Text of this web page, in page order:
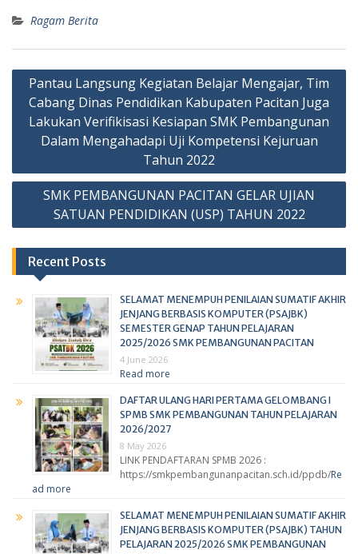
Ragam Berita
Pantau Langsung Kegiatan Belajar Mengajar, Tim
Cabang Dinas Pendidikan Kabupaten Pacitan Juga
Lakukan Verifikisasi Kesiapan SMK Pembangunan
Dalam Mengahadapi Uji Kompetensi Kejuruan
Tahun 2022
SMK PEMBANGUNAN PACITAN GELAR UJIAN
SATUAN PENDIDIKAN (USP) TAHUN 2022
Recent Posts
SELAMAT MENEMPUH PENILAIAN SUMATIF AKHIR
JENJANG BERBASIS KOMPUTER (PSAJBK)
SEMESTER GENAP TAHUN PELAJARAN
2025/2026 SMK PEMBANGUNAN PACITAN
4 June 2026
Read more
DAFTAR ULANG HARI PERTAMA GELOMBANG I
SPMB SMK PEMBANGUNAN TAHUN PELAJARAN
2026/2027
8 May 2026
LINK PENDAFTARAN SPMB 2026 :
https://smkpembangunanpacitan.sch.id/ppdb/Re
ad more
SELAMAT MENEMPUH PENILAIAN SUMATIF AKHIR
JENJANG BERBASIS KOMPUTER (PSAJBK) TAHUN
PELAJARAN 2025/2026 SMK PEMBANGUNAN